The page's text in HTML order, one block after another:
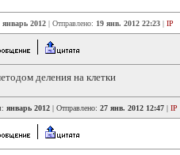
январь 2012 | Отправлено: 19 янв. 2012 22:23 | IP
деления на клетки
январь 2012 | Отправлено: 27 янв. 2012 12:47 | IP